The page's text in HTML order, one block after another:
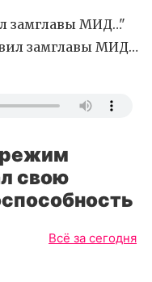
замглавы МИД…"
замглавы МИД…
свою
Всё за сегодня